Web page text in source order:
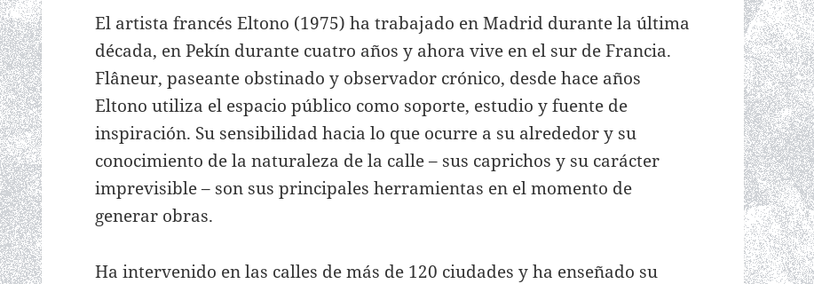
El artista francés Eltono (1975) ha trabajado en Madrid durante la última
década, en Pekín durante cuatro años y ahora vive en el sur de Francia.
Flâneur, paseante obstinado y observador crónico, desde hace años
Eltono utiliza el espacio público como soporte, estudio y fuente de
inspiración. Su sensibilidad hacia lo que ocurre a su alrededor y su
conocimiento de la naturaleza de la calle – sus caprichos y su carácter
imprevisible – son sus principales herramientas en el momento de
generar obras.
Ha intervenido en las calles de más de 120 ciudades y ha enseñado su